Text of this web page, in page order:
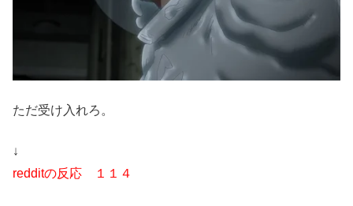
ただ受け入れろ。
↓
redditの反応 １１４